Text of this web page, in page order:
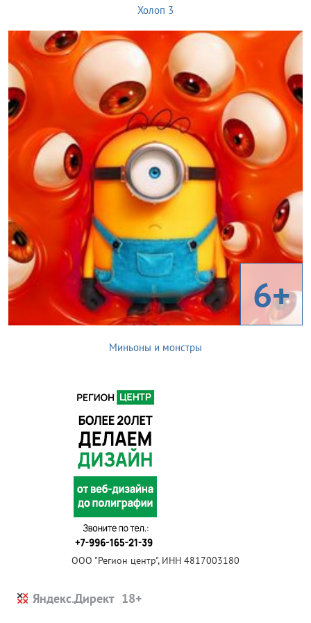
Холоп 3
6+
Миньоны и монстры
ООО "Регион центр", ИНН 4817003180
Яндекс.Директ